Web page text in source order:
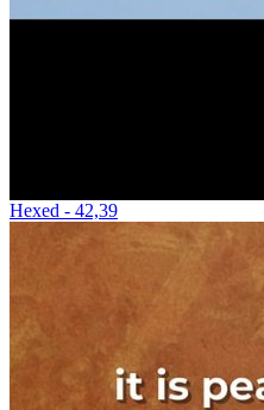
Hexed - 42,39